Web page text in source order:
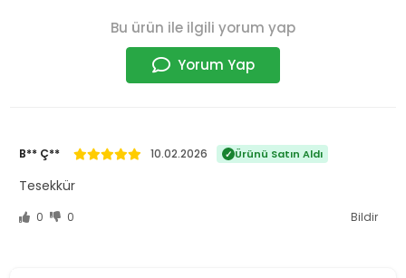
Bu ürün ile ilgili yorum yap
Yorum Yap
B** Ç** 10.02.2026 Ürünü Satın Aldı
Tesekkür
0 0 Bildir